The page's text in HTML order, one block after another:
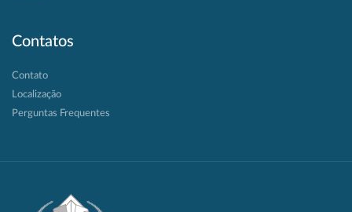
Contatos
Contato
Localização
Perguntas Frequentes